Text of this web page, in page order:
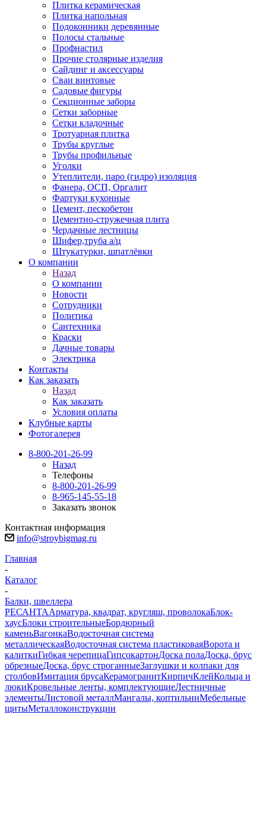
Плитка керамическая
Плитка напольная
Подоконники деревянные
Полосы стальные
Профнастил
Прочие столярные изделия
Сайдинг и аксессуары
Сваи винтовые
Садовые фигуры
Секционные заборы
Сетки заборные
Сетки кладочные
Тротуарная плитка
Трубы круглые
Трубы профильные
Уголки
Утеплители, паро (гидро) изоляция
Фанера, ОСП, Оргалит
Фартуки кухонные
Цемент, пескобетон
Цементно-стружечная плита
Чердачные лестницы
Шифер,труба а/ц
Штукатурки, шпатлёвки
О компании
Назад
О компании
Новости
Сотрудники
Политика
Сантехника
Краски
Дачные товары
Электрика
Контакты
Как заказать
Назад
Как заказать
Условия оплаты
Клубные карты
Фотогалерея
8-800-201-26-99
Назад
Телефоны
8-800-201-26-99
8-965-145-55-18
Заказать звонок
Контактная информация
info@stroybigmag.ru
Главная
-
Каталог
-
Балки, швеллера
РЕСАНТААрматура, квадрат, кругляш, проволокаБлок-
хаусБлоки строительныеБордюрный
каменьВагонкаВодосточная система
металлическаяВодосточная система пластиковаяВорота и
калиткиГибкая черепицаГипсокартонДоска полаДоска, брус
обрезныеДоска, брус строганныеЗаглушки и колпаки для
столбовИмитация брусаКерамогранитКирпичКлейКольца и
люкиКровельные ленты, комплектующиеЛестничные
элементыЛистовой металлМангалы, коптильниМебельные
щитыМеталлоконструкции